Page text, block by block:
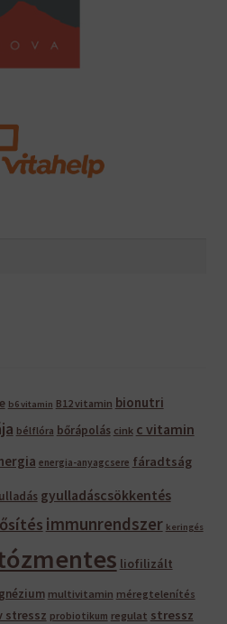
b6 vitamin B12 vitamin bionutri
bélflóra bőrápolás cink c vitamin
energia-anyagcsere fáradtság
gyulladáscsökkentés
immunrendszer keringés
liofilizált
multivitamin méregtelenítés
stressz probiotikum regulat stressz